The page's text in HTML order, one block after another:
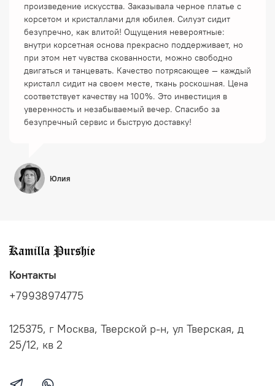
произведение искусства. Заказывала черное платье с
корсетом и кристаллами для юбилея. Силуэт сидит
безупречно, как влитой! Ощущения невероятные:
внутри корсетная основа прекрасно поддерживает, но
при этом нет чувства скованности, можно свободно
двигаться и танцевать. Качество потрясающее — каждый
кристалл сидит на своем месте, ткань роскошная. Цена
соответствует качеству на 100%. Это инвестиция в
уверенность и незабываемый вечер. Спасибо за
безупречный сервис и быструю доставку!
Юлия
Контакты
+79938974775
125375, г Москва, Тверской р-н, ул Тверская, д
25/12, кв 2